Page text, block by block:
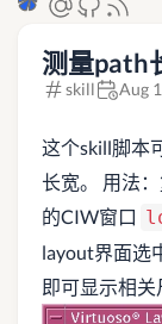
测量path
skill Aug
这个skill脚本
长宽。 用法
的CIW窗口
layout界面选
即可显示相关